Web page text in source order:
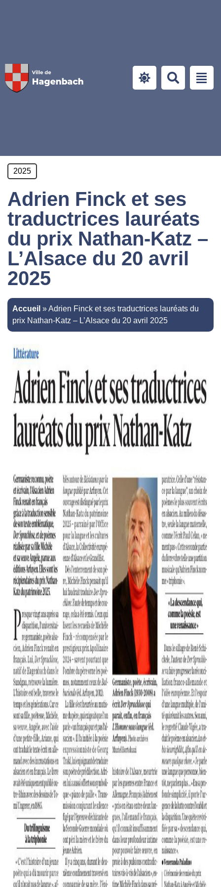
2025
Adrien Finck et ses
traductrices lauréats
du prix Nathan-Katz –
L’Alsace du 20 avril
2025
Accueil »Adrien Finck et ses traductrices lauréats du
prix Nathan-Katz – L’Alsace du 20 avril 2025